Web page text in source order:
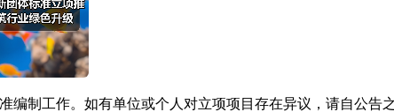
工作。如有单位或个人对立项项目存在异议，请自公告